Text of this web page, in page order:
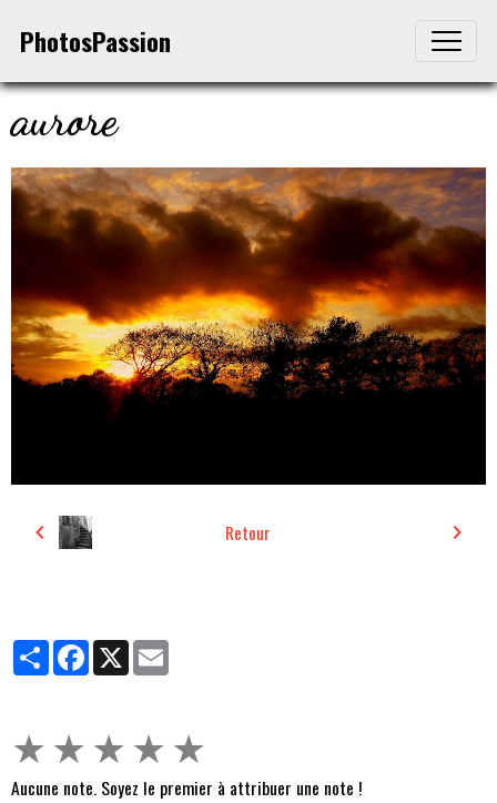
PhotosPassion
aurore
Retour
PartagerFacebook
X
★★★★★
Aucune note. Soyez le premier à attribuer une note !